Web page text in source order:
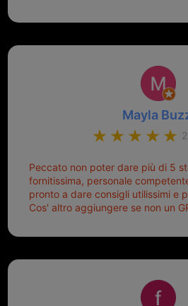
Sicuramente tornerò qui per
Mayla
Peccato non poter dare più di 5
fornitissima, personale
pronto a dare consigli utilissimi e
Cos' altro aggiungere se non un
mio riferimento. Ah
Top top top!!!